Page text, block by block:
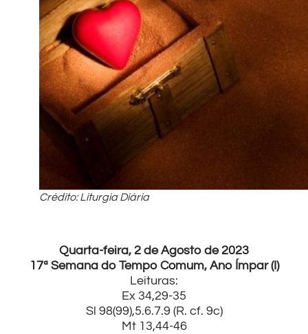
Crédito: Liturgia Diária
Quarta-feira, 2 de Agosto de 2023
17ª Semana do Tempo Comum, Ano Ímpar (I)
Leituras:
Ex 34,29-35
Sl 98(99),5.6.7.9 (R. cf. 9c)
Mt 13,44-46